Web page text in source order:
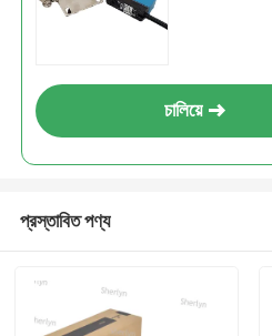
চালিয়ে
প্রস্তাবিত পণ্য